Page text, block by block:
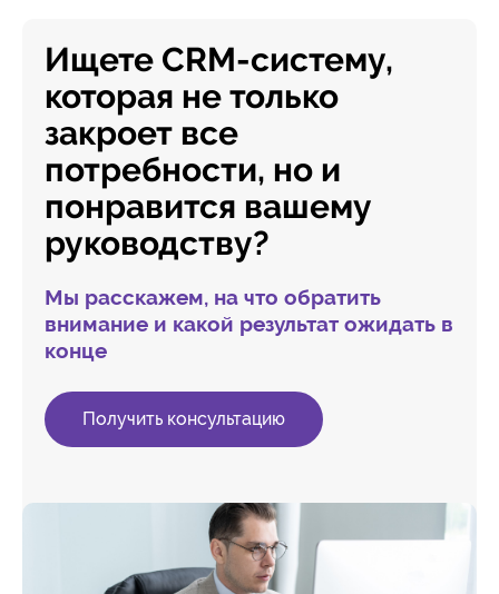
Ищете CRM-систему,
которая не только
закроет все
потребности, но и
понравится вашему
руководству?
Мы расскажем, на что обратить
внимание и какой результат ожидать в
конце
Получить консультацию